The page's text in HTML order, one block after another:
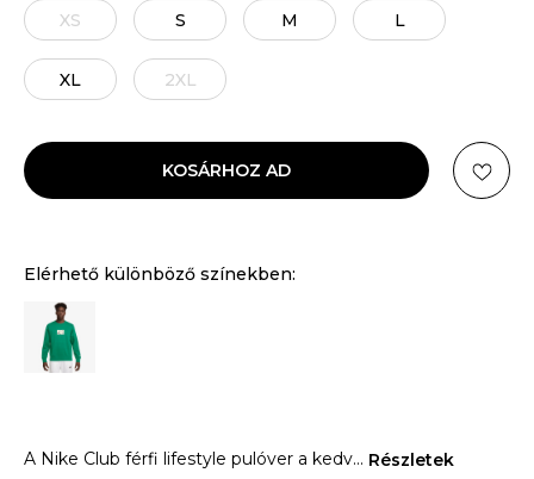
XS S M L
XL 2XL
KOSÁRHOZ AD
Elérhető különböző színekben:
A Nike Club férfi lifestyle pulóver a kedv... Részletek